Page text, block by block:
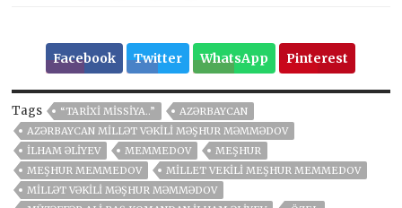
Facebook Twitter WhatsApp Pinterest
Tags “TARIXI MISSIYA..”
AZƏRBAYCAN
AZƏRBAYCAN MILLƏT VƏKILI MƏŞHUR MƏMMƏDOV
İLHAM ƏLIYEV
MEMMEDOV
MEŞHUR
MEŞHUR MEMMEDOV
MILLET VEKILI MEŞHUR MEMMEDOV
MILLƏT VƏKILI MƏŞHUR MƏMMƏDOV